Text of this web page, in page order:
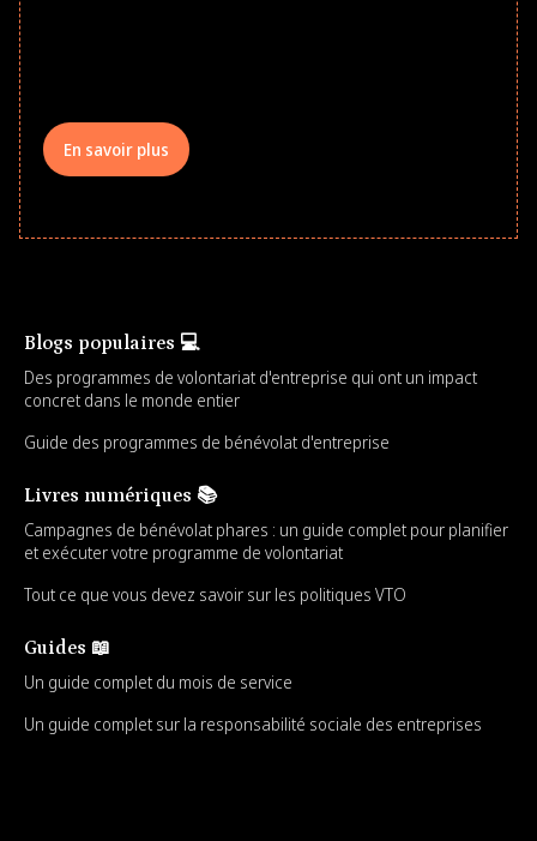
En savoir plus
Blogs populaires 💻
Des programmes de volontariat d'entreprise qui ont un impact
concret dans le monde entier
Guide des programmes de bénévolat d'entreprise
Livres numériques 📚
Campagnes de bénévolat phares : un guide complet pour planifier
et exécuter votre programme de volontariat
Tout ce que vous devez savoir sur les politiques VTO
Guides 📖
Un guide complet du mois de service
Un guide complet sur la responsabilité sociale des entreprises